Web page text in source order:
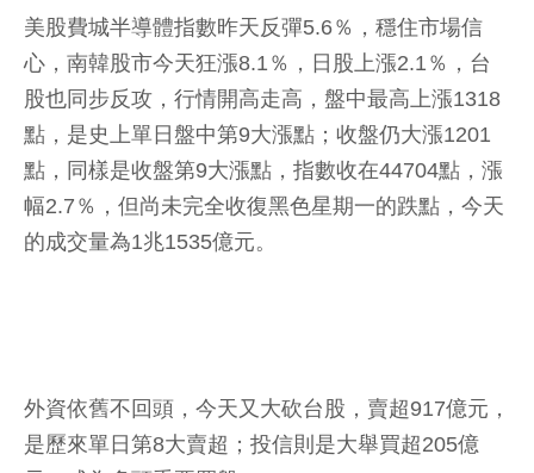
美股費城半導體指數昨天反彈5.6％，穩住市場信
心，南韓股市今天狂漲8.1％，日股上漲2.1％，台
股也同步反攻，行情開高走高，盤中最高上漲1318
點，是史上單日盤中第9大漲點；收盤仍大漲1201
點，同樣是收盤第9大漲點，指數收在44704點，漲
幅2.7％，但尚未完全收復黑色星期一的跌點，今天
的成交量為1兆1535億元。
外資依舊不回頭，今天又大砍台股，賣超917億元，
是歷來單日第8大賣超；投信則是大舉買超205億